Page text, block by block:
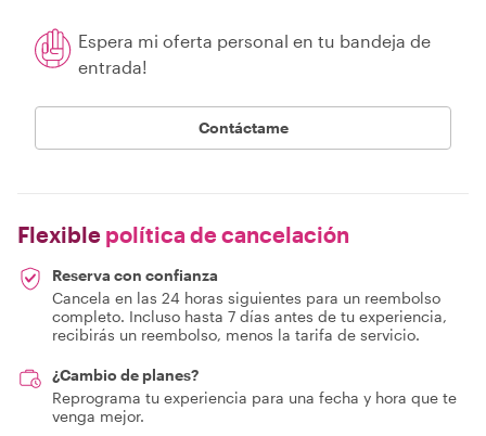
Espera mi oferta personal en tu bandeja de
entrada!
Contáctame
Flexible política de cancelación
Reserva con confianza
Cancela en las 24 horas siguientes para un reembolso
completo. Incluso hasta 7 días antes de tu experiencia,
recibirás un reembolso, menos la tarifa de servicio.
¿Cambio de planes?
Reprograma tu experiencia para una fecha y hora que te
venga mejor.